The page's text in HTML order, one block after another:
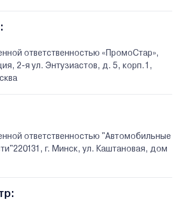
ответственностью «ПромоСтар»,
2-я ул. Энтузиастов, д. 5, корп.1,
ответственностью "Автомобильные
г. Минск, ул. Каштановая, дом